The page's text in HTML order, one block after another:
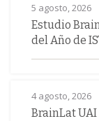
5 agosto, 2026
Estudio
del Año de
4 agosto, 2026
BrainLat